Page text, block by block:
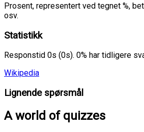
Prosent, representert ved tegnet %,
osv.
Statistikk
Responstid 0s (0s). 0% har tidligere
Wikipedia
Lignende spørsmål
A world of quizzes